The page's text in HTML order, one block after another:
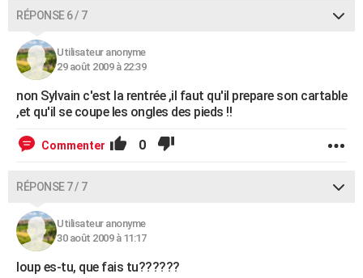
RÉPONSE 6 / 7
Utilisateur anonyme
29 août 2009 à 22:39
non Sylvain c'est la rentrée ,il faut qu'il prepare son cartable
,et qu'il se coupe les ongles des pieds !!
Commenter 0
RÉPONSE 7 / 7
Utilisateur anonyme
30 août 2009 à 11:17
loup es-tu, que fais tu??????